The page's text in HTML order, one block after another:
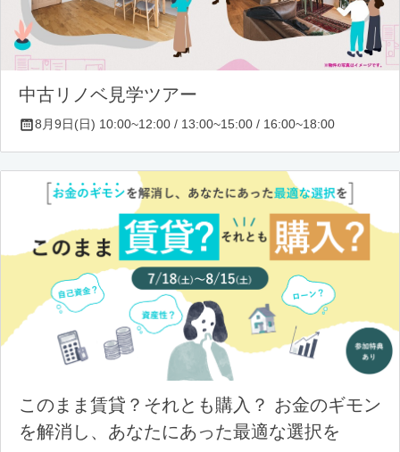
中古リノベ見学ツアー
8月9日(日) 10:00~12:00 / 13:00~15:00 / 16:00~18:00
このまま賃貸？それとも購入？ お金のギモン
を解消し、あなたにあった最適な選択を